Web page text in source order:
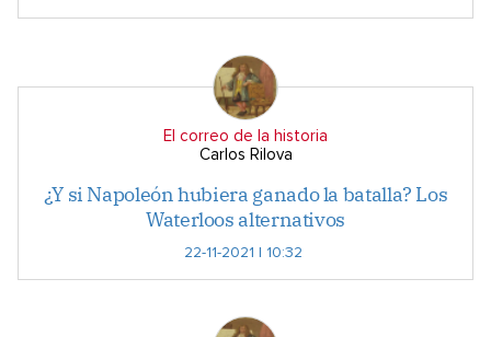
El correo de la historia
Carlos Rilova
¿Y si Napoleón hubiera ganado la batalla? Los
Waterloos alternativos
22-11-2021 | 10:32